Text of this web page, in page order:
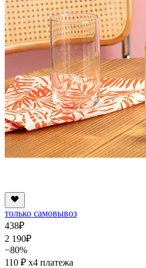
только самовывоз
438₽
2 190₽
−80%
110 ₽ x4 платежа